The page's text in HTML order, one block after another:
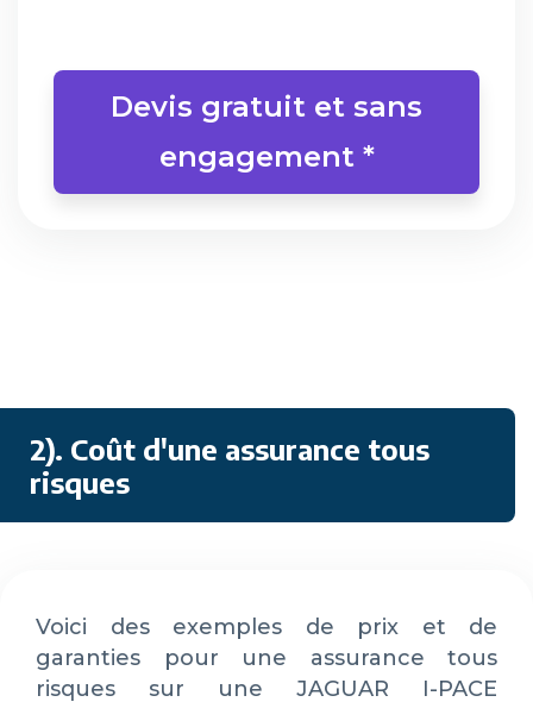
Devis gratuit et sans
engagement *
2). Coût d'une assurance tous
risques
Voici des exemples de prix et de
garanties pour une assurance tous
risques sur une JAGUAR I-PACE